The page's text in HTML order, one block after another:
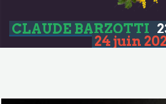
CLAUDE BARZOTTI
24 juin